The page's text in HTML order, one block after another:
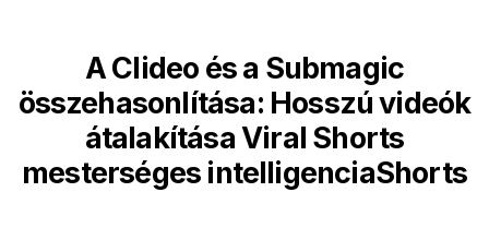
A Clideo és a Submagic
összehasonlítása: Hosszú videók
átalakítása Viral Shorts
mesterséges intelligenciaShorts